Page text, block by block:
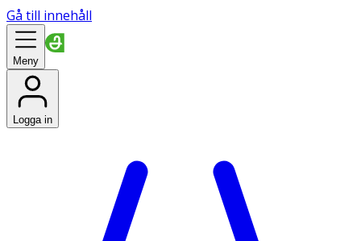
Gå till innehåll
Meny
Logga in